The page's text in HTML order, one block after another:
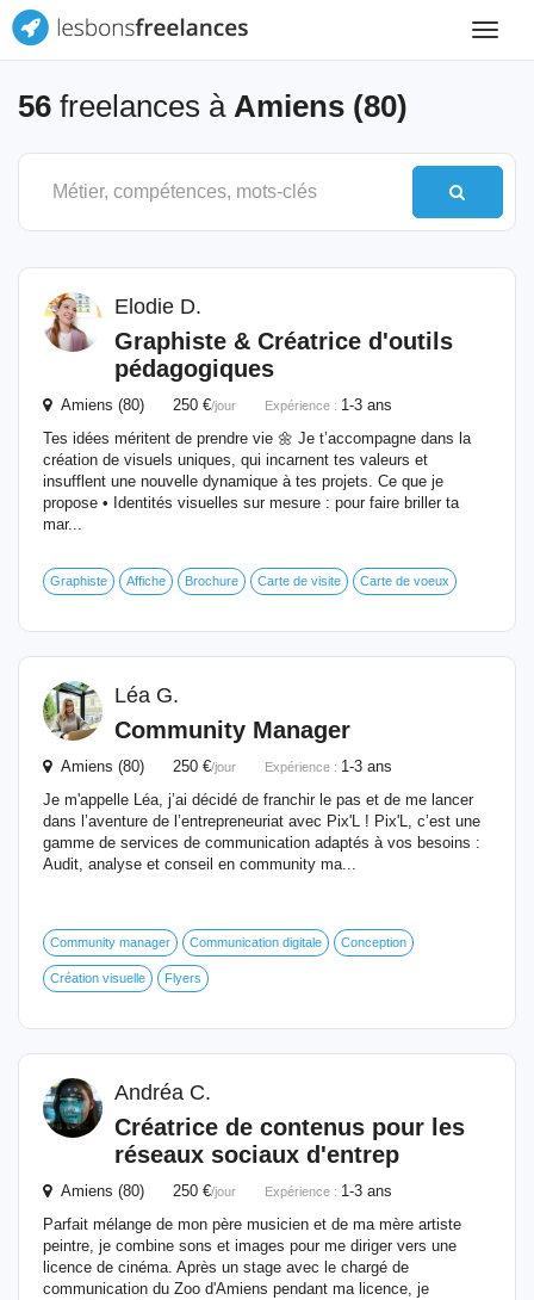
Toggle
56 freelances à Amiens (80)
Elodie D.
Graphiste & Créatrice d'outils
pédagogiques
Amiens (80) 250 €/jour Expérience : 1-3 ans
Tes idées méritent de prendre vie 🌼 Je t’accompagne dans la
création de visuels uniques, qui incarnent tes valeurs et
insufflent une nouvelle dynamique à tes projets. Ce que je
propose • Identités visuelles sur mesure : pour faire briller ta
mar...
Graphiste Affiche Brochure Carte de visite Carte de voeux
Léa G.
Community Manager
Amiens (80) 250 €/jour Expérience : 1-3 ans
Je m'appelle Léa, j’ai décidé de franchir le pas et de me lancer
dans l’aventure de l’entrepreneuriat avec Pix'L ! Pix'L, c’est une
gamme de services de communication adaptés à vos besoins :
Audit, analyse et conseil en community ma...
Community manager Communication digitale Conception
Création visuelle Flyers
Andréa C.
Créatrice de contenus pour les
réseaux sociaux d'entrep
Amiens (80) 250 €/jour Expérience : 1-3 ans
Parfait mélange de mon père musicien et de ma mère artiste
peintre, je combine sons et images pour me diriger vers une
licence de cinéma. Après un stage avec le chargé de
communication du Zoo d'Amiens pendant ma licence, je